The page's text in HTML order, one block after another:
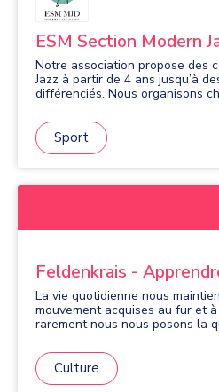
ESM Section Modern
Notre association propose des
Jazz à partir de 4 ans jusqu’à
différenciés. Nous organisons
Sport
Feldenkrais -
La vie quotidienne nous
mouvement acquises au fur et
rarement nous nous posons la
vous votre équilibre lors de la
vos épaules, contractées,
librement ? Et cette boite dans l'étagère du haut,
Culture